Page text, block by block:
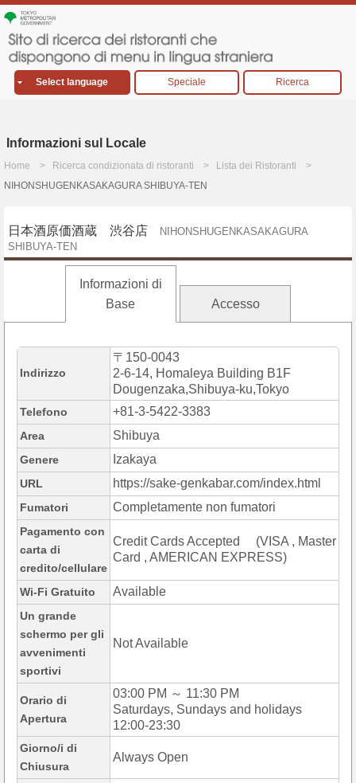
Select language Speciale Ricerca
Informazioni sul Locale
Home Ricerca condizionata di ristoranti
Lista dei Ristoranti
NIHONSHUGENKASAKAGURA SHIBUYA-TEN
日本酒原価酒蔵 渋谷店
NIHONSHUGENKASAKAGURA
SHIBUYA-TEN
Informazioni di
Base
Accesso
Indirizzo
〒150-0043
2-6-14, Homaleya Building B1F
Dougenzaka,Shibuya-ku,Tokyo
Telefono +81-3-5422-3383
Area Shibuya
Genere Izakaya
URL https://sake-genkabar.com/index.html
Fumatori Completamente non fumatori
Pagamento con
carta di
credito/cellulare
Credit Cards Accepted (VISA , Master
Card , AMERICAN EXPRESS)
Wi-Fi Gratuito Available
Un grande
schermo per gli
avvenimenti
sportivi
Not Available
Orario di
Apertura
03:00 PM ～ 11:30 PM
Saturdays, Sundays and holidays
12:00-23:30
Giorno/i di
Chiusura
Always Open